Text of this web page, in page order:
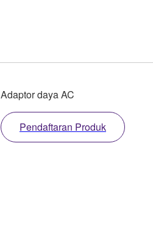
Adaptor daya AC
Pendaftaran Produk